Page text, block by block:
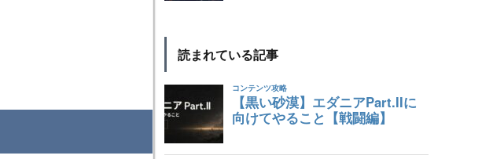
読まれている記事